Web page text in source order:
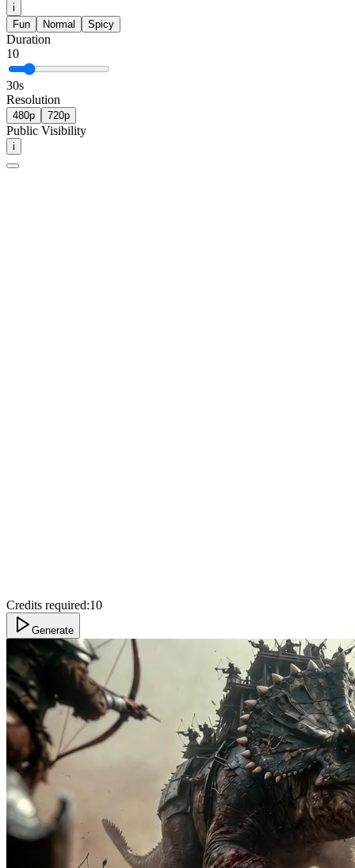
i
Fun
Normal Spicy
Duration
10
30s
Resolution
480p 720p
Public Visibility
i
Credits required:10
Generate